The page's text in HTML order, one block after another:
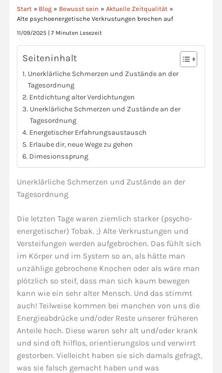
Start Blog Bewusst sein
Aktuelle Zeitqualität
Alte psychoenergetische Verkrustungen brechen auf
11/09/2025 7 Minuten Lesezeit
Seiteninhalt
Unerklärliche Schmerzen und Zustände an der
Tagesordnung
Entdichtung alter Verdichtungen
Unerklärliche Schmerzen und Zustände an der
Tagesordnung
Energetischer Erfahrungsaustausch
Erlaube dir, neue Wege zu gehen
Dimesionssprung
Unerklärliche Schmerzen und Zustände an der
Tagesordnung
Die letzten Tage waren ziemlich starker (psycho-
energetischer) Tobak. ;) Alte Verkrustungen und
Versteifungen werden aufgebrochen. Das fühlt sich
im Körper und im System so an, als hätte man
unzählige gebrochene Knochen oder als wäre man
plötzlich so steif, dass man sich kaum bewegen
kann wie ein sehr alter Mensch. Und das stimmt
auch! Teilweise kommen bei manchen von uns die
Energieabdrücke und/oder Reste unserer früheren
Anteile hoch. Diese waren sehr alt und/oder krank
und sind oft hilflos, orientierungslos und verwirrt
gestorben. Vielleicht haben sie sich damals gefragt,
was sie falsch gemacht haben und was